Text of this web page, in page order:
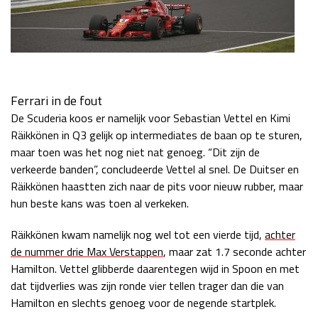
Ferrari in de fout
De Scuderia koos er namelijk voor Sebastian Vettel en Kimi
Räikkönen in Q3 gelijk op intermediates de baan op te sturen,
maar toen was het nog niet nat genoeg. “Dit zijn de
verkeerde banden”, concludeerde Vettel al snel. De Duitser en
Räikkönen haastten zich naar de pits voor nieuw rubber, maar
hun beste kans was toen al verkeken.
Räikkönen kwam namelijk nog wel tot een vierde tijd, achter
de nummer drie Max Verstappen, maar zat 1.7 seconde achter
Hamilton. Vettel glibberde daarentegen wijd in Spoon en met
dat tijdverlies was zijn ronde vier tellen trager dan die van
Hamilton en slechts genoeg voor de negende startplek.